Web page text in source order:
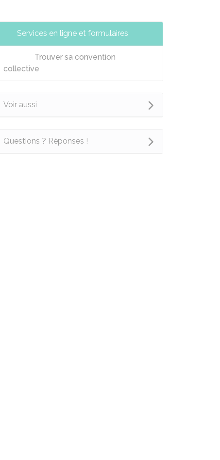
Services en ligne et formulaires
Trouver sa convention
collective
Voir aussi
Questions ? Réponses !